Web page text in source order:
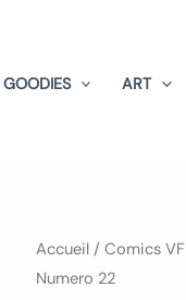
GOODIES ART
Accueil / Comics VF
Numero 22
quantité
de